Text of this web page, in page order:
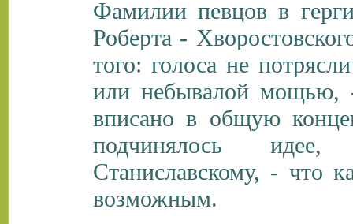
Фамилии певцов в
Роберта -
того: голоса не
или небывалой мощью,
вписано в общую
подчинялось
Станиславскому, - что
возможным.